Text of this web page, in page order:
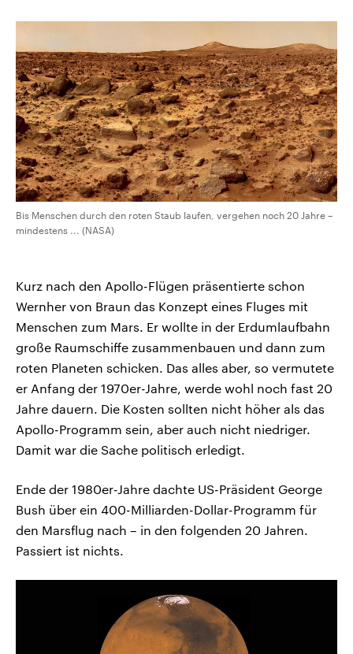
Bis Menschen durch den roten Staub laufen, vergehen noch 20 Jahre –
mindestens ... (NASA)
Kurz nach den Apollo-Flügen präsentierte schon
Wernher von Braun das Konzept eines Fluges mit
Menschen zum Mars. Er wollte in der Erdumlaufbahn
große Raumschiffe zusammenbauen und dann zum
roten Planeten schicken. Das alles aber, so vermutete
er Anfang der 1970er-Jahre, werde wohl noch fast 20
Jahre dauern. Die Kosten sollten nicht höher als das
Apollo-Programm sein, aber auch nicht niedriger.
Damit war die Sache politisch erledigt.
Ende der 1980er-Jahre dachte US-Präsident George
Bush über ein 400-Milliarden-Dollar-Programm für
den Marsflug nach – in den folgenden 20 Jahren.
Passiert ist nichts.